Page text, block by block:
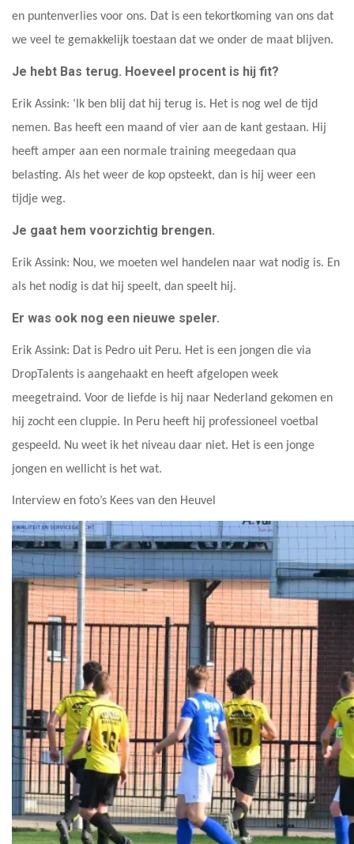
en puntenverlies voor ons. Dat is een tekortkoming van ons dat
we veel te gemakkelijk toestaan dat we onder de maat blijven.
Je hebt Bas terug. Hoeveel procent is hij fit?
Erik Assink: ‘Ik ben blij dat hij terug is. Het is nog wel de tijd
nemen. Bas heeft een maand of vier aan de kant gestaan. Hij
heeft amper aan een normale training meegedaan qua
belasting. Als het weer de kop opsteekt, dan is hij weer een
tijdje weg.
Je gaat hem voorzichtig brengen.
Erik Assink: Nou, we moeten wel handelen naar wat nodig is. En
als het nodig is dat hij speelt, dan speelt hij.
Er was ook nog een nieuwe speler.
Erik Assink: Dat is Pedro uit Peru. Het is een jongen die via
DropTalents is aangehaakt en heeft afgelopen week
meegetraind. Voor de liefde is hij naar Nederland gekomen en
hij zocht een cluppie. In Peru heeft hij professioneel voetbal
gespeeld. Nu weet ik het niveau daar niet. Het is een jonge
jongen en wellicht is het wat.
Interview en foto’s Kees van den Heuvel